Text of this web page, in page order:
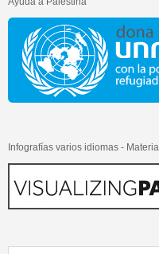
Infografías varios idiomas -